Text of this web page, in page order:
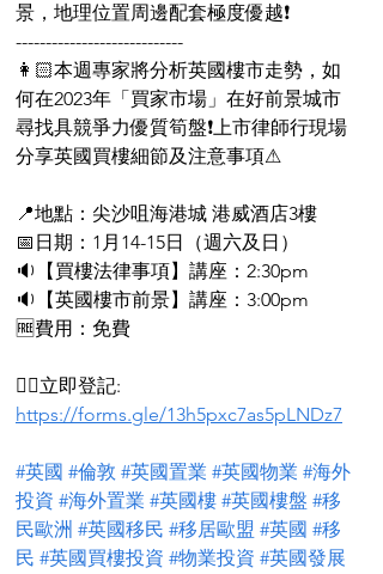
景，地理位置周邊配套極度優越❗
----------------------------
👩🏻本週專家將分析英國樓市走勢，如
何在2023年「買家市場」在好前景城市
尋找具競爭力優質筍盤❗上市律師行現場
分享英國買樓細節及注意事項️⚠
📍地點：尖沙咀海港城 港威酒店3樓
📅日期：1月14-15日（週六及日）
🔉【買樓法律事項️】講座：2:30pm
🔉【英國樓市前景】講座：3:00pm
🆓費用：免費
👉🏻立即登記:
https://forms.gle/13h5pxc7as5pLNDz7
#英國 #倫敦 #英國置業 #英國物業 #海外
投資 #海外置業 #英國樓 #英國樓盤 #移
民歐洲 #英國移民 #移居歐盟 #英國 #移
民 #英國買樓投資 #物業投資 #英國發展